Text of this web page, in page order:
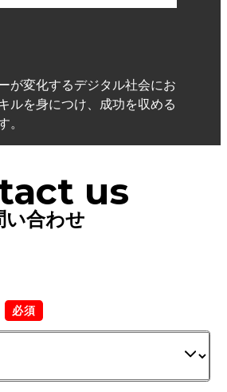
が変化するデジタル社会にお
ルを身につけ、成功を収める
。
us
い合わせ